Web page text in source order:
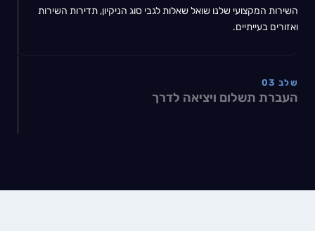
השירות המקצועי שלנו שואל שאלות לגבי סוג הניקיון, תדירות השירות
ואזורים בעייתיים.
שלב 03
העברת תשלום ויציאה לדרך